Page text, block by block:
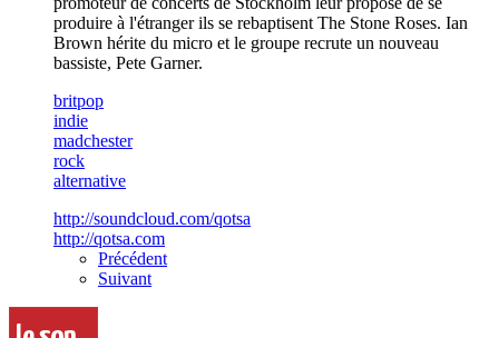
produire à l'étranger ils se rebaptisent The Stone Roses. Ian
Brown hérite du micro et le groupe recrute un nouveau
bassiste, Pete Garner.
britpop
indie
madchester
rock
alternative
http://soundcloud.com/qotsa
http://qotsa.com
Précédent
Suivant